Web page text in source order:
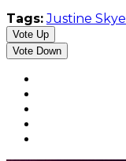
Tags: Justine Skye
Vote Up
Vote Down